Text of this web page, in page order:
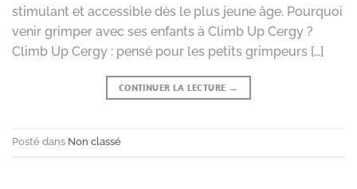
stimulant et accessible dès le plus jeune âge. Pourquoi
venir grimper avec ses enfants à Climb Up Cergy ?
Climb Up Cergy : pensé pour les petits grimpeurs […]
CONTINUER LA LECTURE →
Posté dans Non classé